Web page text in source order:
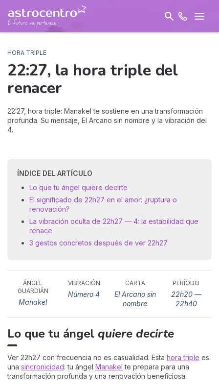
HORA TRIPLE
22:27, la hora triple del
renacer
22:27, hora triple: Manakel te sostiene en una transformación
profunda. Su mensaje, El Arcano sin nombre y la vibración del
4.
ÍNDICE DEL ARTÍCULO
Lo que tu ángel quiere decirte
El significado de 22h27 en el amor: ¿ruptura o
renovación?
La vibración oculta de 22h27 — 4: la estabilidad que
renace
3 gestos concretos después de ver 22h27
ÁNGEL
GUARDIÁN
Manakel
VIBRACIÓN
Número 4
CARTA
El Arcano sin
nombre
PERÍODO
22h20 —
22h40
Lo que tu ángel quiere decirte
Ver 22h27 con frecuencia no es casualidad. Esta hora triple es
una sincronicidad: tu ángel Manakel te prepara para una
transformación profunda y una renovación beneficiosa.